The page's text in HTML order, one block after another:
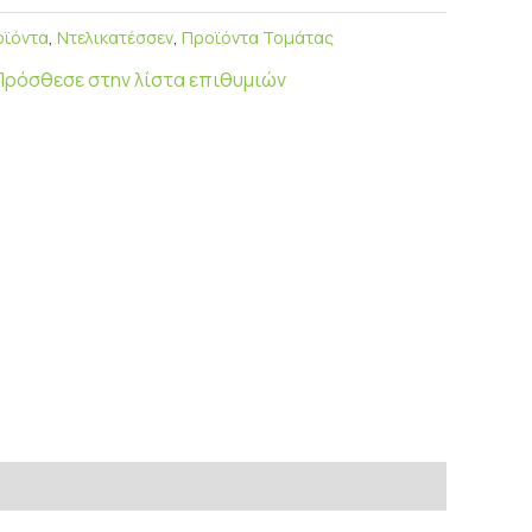
Ντελικατέσσεν Προϊόντα Τομάτας
στην λίστα επιθυμιών